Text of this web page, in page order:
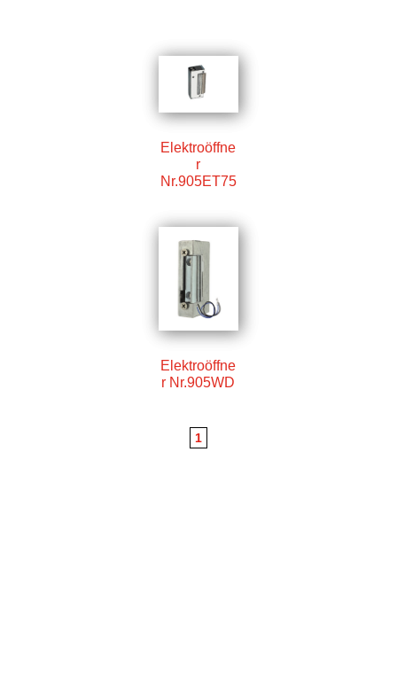
Elektroöffne
r
Nr.905ET75
Elektroöffne
r Nr.905WD
1